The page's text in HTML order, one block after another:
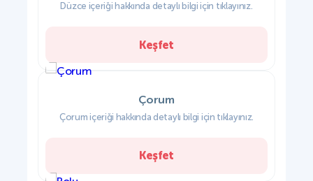
Düzce içeriği hakkında detaylı bilgi için tıklayınız.
Keşfet
Çorum
Çorum içeriği hakkında detaylı bilgi için tıklayınız.
Keşfet